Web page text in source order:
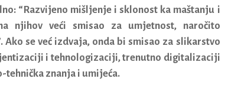
“Razvijeno mišljenje i sklonost ka maštanju i
njihov veći smisao za umjetnost, naročito
se već izdvaja, onda bi smisao za slikarstvo
i tehnologizaciji, trenutno digitalizaciji
tehnička znanja i umijeća.